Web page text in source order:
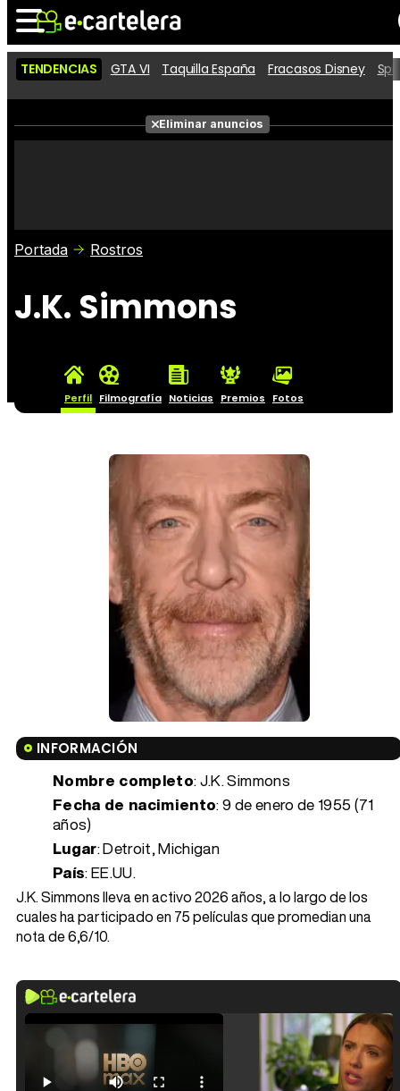
Noticias Cartelera
Películas
Críticas
TENDENCIAS GTA VI Taquilla España Fracasos Disney
Eliminar anuncios
Portada Rostros
J.K. Simmons
Perfil Filmografía Noticias Premios Fotos
INFORMACIÓN
Nombre completo: J.K. Simmons
Fecha de nacimiento:9 de enero de 1955 (71
años)
Lugar: Detroit, Michigan
País: EE.UU.
J.K. Simmons lleva en activo 2026 años, a lo largo de los
cuales ha participado en 75 películas que promedian una
nota de 6,6/10.